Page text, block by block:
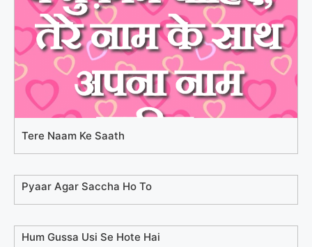
Tere Naam Ke Saath
Pyaar Agar Saccha Ho To
Hum Gussa Usi Se Hote Hai